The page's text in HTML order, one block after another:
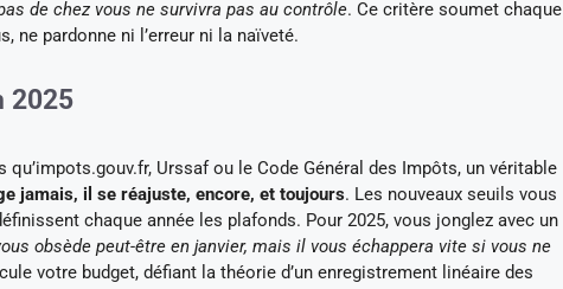
de chez vous ne survivra pas au contrôle. Ce critère soumet chaque
ne pardonne ni l’erreur ni la naïveté.
2025
Urssaf ou le Code Général des Impôts, un véritable
jamais, il se réajuste, encore, et toujours. Les nouveaux seuils vous
chaque année les plafonds. Pour 2025, vous jonglez avec un
obsède peut-être en janvier, mais il vous échappera vite si vous ne
votre budget, défiant la théorie d’un enregistrement linéaire des